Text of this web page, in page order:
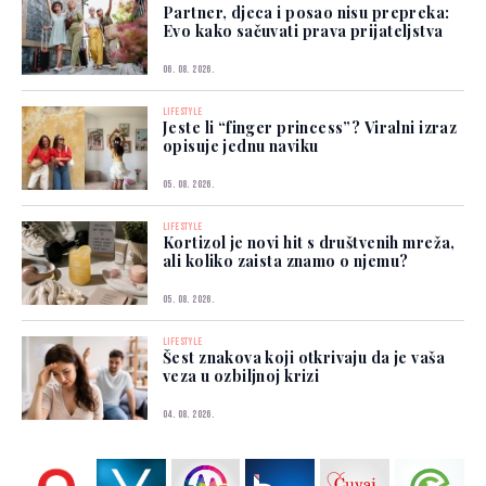
Partner, djeca i posao nisu prepreka:
Evo kako sačuvati prava prijateljstva
06. 08. 2026.
LIFESTYLE
Jeste li “finger princess”? Viralni izraz
opisuje jednu naviku
05. 08. 2026.
LIFESTYLE
Kortizol je novi hit s društvenih mreža,
ali koliko zaista znamo o njemu?
05. 08. 2026.
LIFESTYLE
Šest znakova koji otkrivaju da je vaša
veza u ozbiljnoj krizi
04. 08. 2026.